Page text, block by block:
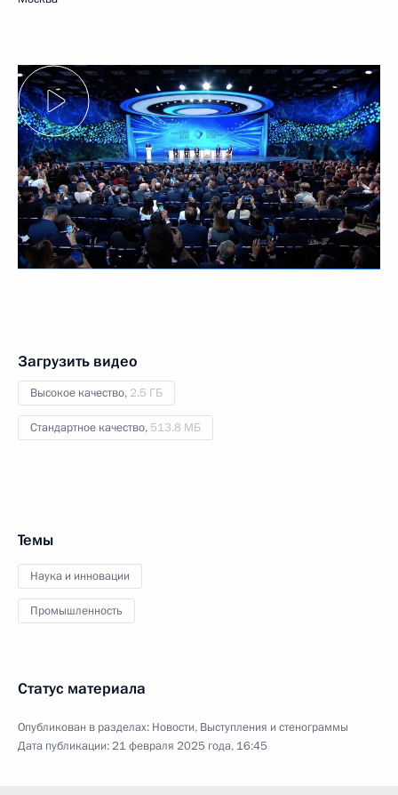
Загрузить видео
Высокое качество, 2.5 ГБ
Стандартное качество, 513.8 МБ
Темы
Наука и инновации
Промышленность
Статус материала
Опубликован в разделах: Новости, Выступления и стенограммы
Дата публикации:21 февраля 2025 года, 16:45